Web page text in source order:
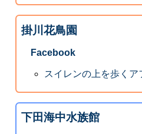
掛川花鳥園
Facebook
スイレンの上を歩くア
下田海中水族館